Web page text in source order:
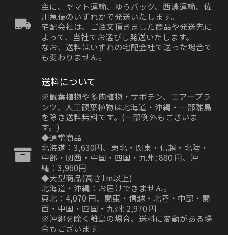
主に、ヤマト運輸、ゆうパック、西濃運輸、佐
川急便のいずれかで発送いたします。
宅配会社は、ご注文頂きました商品や発送先に
よって、当社でお選びし発送いたします。
なお、送料はいずれの宅配会社で送った場合で
も変わりません。
送料について
※観葉植物や多肉植物・サボテン、エアープラ
ンツ、人工観葉植物は北海道・沖縄・一部離島
を除き送料無料です。(一部例外もございま
す。)
◆通常商品
北海道：3,630円、東北・関東・信越・北陸・
中部・関西・中国・四国・九州: 880 円、沖
縄：3,960円
◆大型商品(高さ1m以上)
北海道・沖縄：お届けできません。
東北：4,070 円、関東・信越・北陸・中部・関
西・中国・四国・九州: 2,970 円
※沖縄を除く離島の場合、送料に変動がある場
合もございます